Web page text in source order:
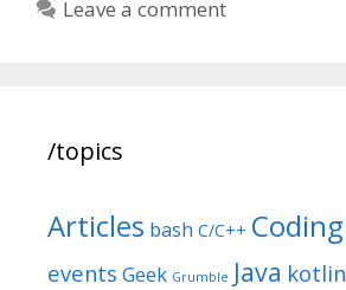
Leave a comment
/topics
Articles bash C/C++ Coding
events Geek Grumble Java kotlin